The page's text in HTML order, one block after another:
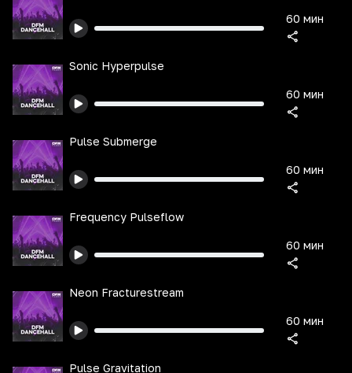
60 мин
Sonic Hyperpulse
60 мин
Pulse Submerge
60 мин
Frequency Pulseflow
60 мин
Neon Fracturestream
60 мин
Pulse Gravitation